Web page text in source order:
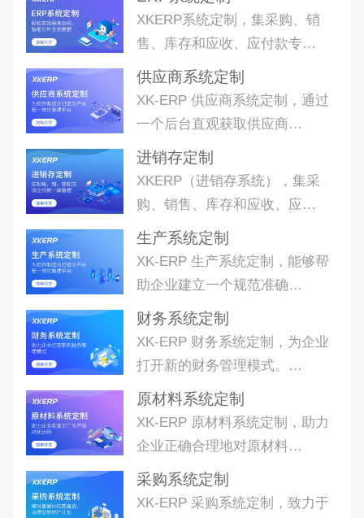
XKERP系统定制，集采购、销
售、库存和应收、应付款专…
供应商系统定制
XK-ERP 供应商系统定制，通过
一个后台直观获取供应商…
进销存定制
XKERP（进销存系统），集采
购、销售、库存和应收、应…
生产系统定制
XK-ERP 生产系统定制，能够帮
助企业建立一个规范准确…
财务系统定制
XK-ERP 财务系统定制，为企业
打开新的财务管理模式。…
原材料系统定制
XK-ERP 原材料系统定制，助力
企业正确合理地对原材料…
采购系统定制
XK-ERP 采购系统定制，致力于